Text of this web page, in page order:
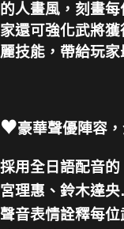
的人畫風，刻畫
家還可強化武將
麗技能，帶給玩家
♥豪華聲優陣容
採用全日語配音
宮理惠、鈴木達
聲音表情詮釋每